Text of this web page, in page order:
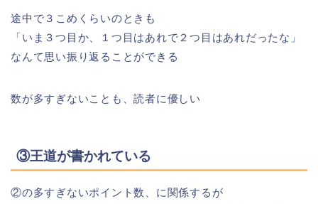
途中で３こめくらいのときも
「いま３つ目か、１つ目はあれで２つ目はあれだったな」
なんて思い振り返ることができる
数が多すぎないことも、読者に優しい
③王道が書かれている
②の多すぎないポイント数、に関係するが